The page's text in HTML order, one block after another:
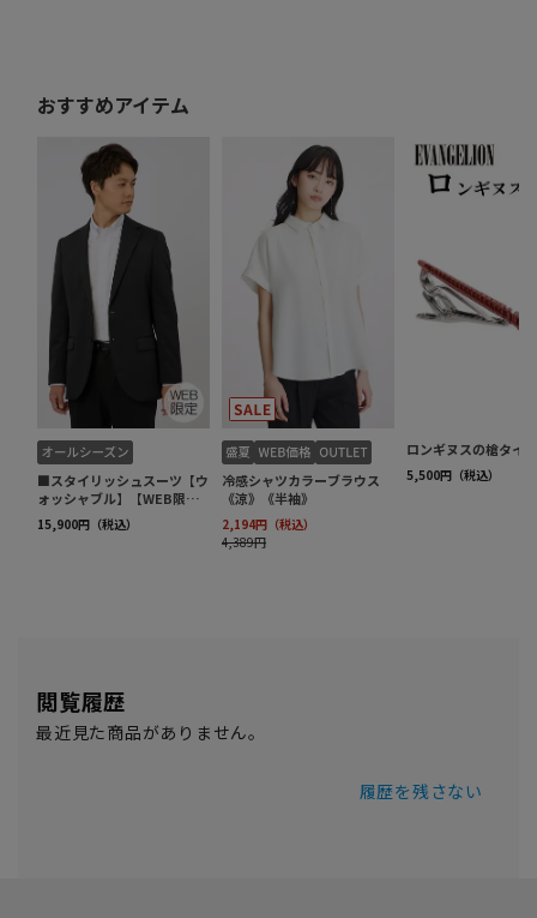
閲覧履歴
最近見た商品がありません。
履歴を残さない